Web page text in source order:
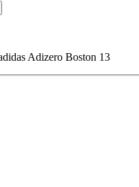
Adizero Boston 13